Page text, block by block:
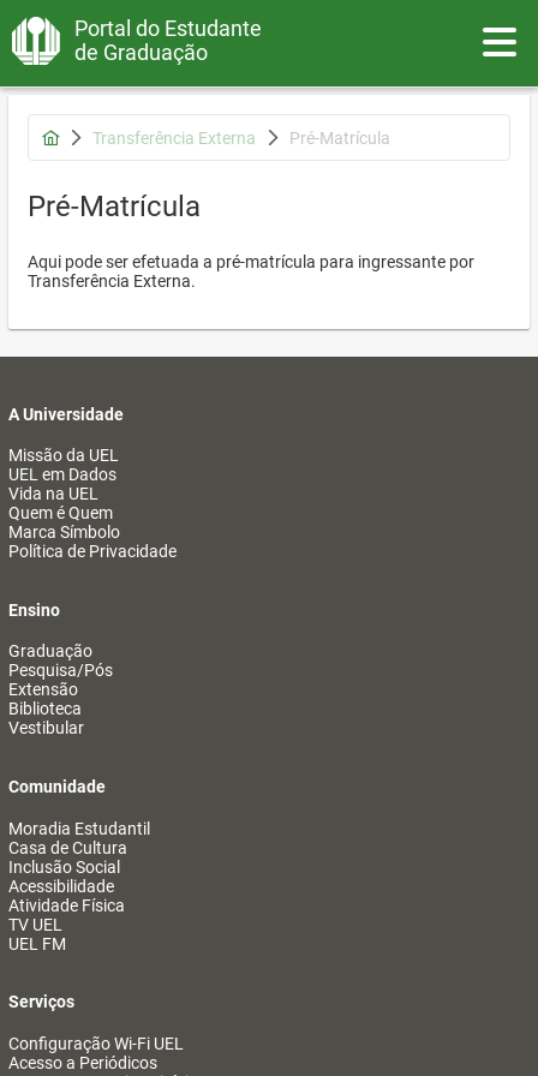
Portal do Estudante
de Graduação
Transferência Externa Pré-Matrícula
Pré-Matrícula
Aqui pode ser efetuada a pré-matrícula para ingressante por
Transferência Externa.
A Universidade
Missão da UEL
UEL em Dados
Vida na UEL
Quem é Quem
Marca Símbolo
Política de Privacidade
Ensino
Graduação
Pesquisa/Pós
Extensão
Biblioteca
Vestibular
Comunidade
Moradia Estudantil
Casa de Cultura
Inclusão Social
Acessibilidade
Atividade Física
TV UEL
UEL FM
Serviços
Configuração Wi-Fi UEL
Acesso a Periódicos